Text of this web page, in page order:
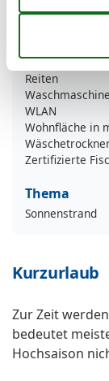
ISDN
Nichtraucher
Reiten
Waschmaschine
WLAN
Wohnfläche in
Zertifizierte
Thema
Sonnenstrand
Kurzurlaub
Zur Zeit
bedeutet
Hochsaison